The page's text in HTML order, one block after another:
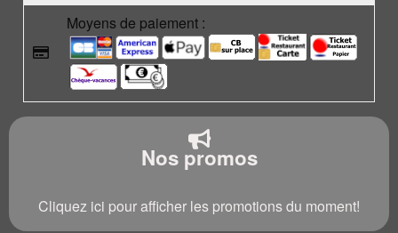
Moyens de paiement :
Nos promos
Cliquez ici pour afficher les promotions du moment!